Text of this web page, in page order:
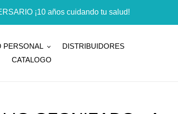
¡10 años cuidando tu salud!
PERSONAL
DISTRIBUIDORES
CATALOGO